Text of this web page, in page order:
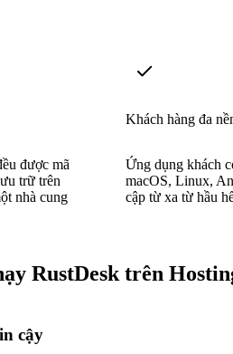
được mã
trữ trên
nhà cung
Khách hàng đa
Ứng dụng khách
macOS, Linux,
cập từ xa từ hầu
RustDesk trên
cậy